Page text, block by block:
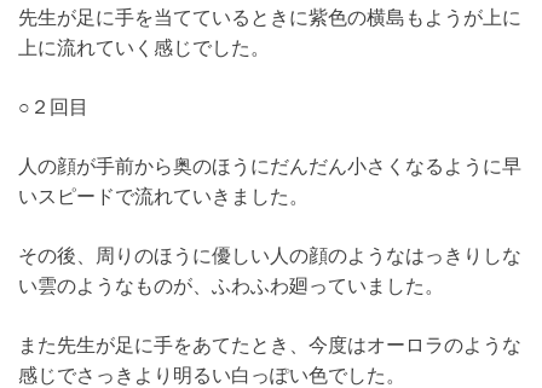
先生が足に手を当てているときに紫色の横島もようが上に
上に流れていく感じでした。
○２回目
人の顔が手前から奥のほうにだんだん小さくなるように早
いスピードで流れていきました。
その後、周りのほうに優しい人の顔のようなはっきりしな
い雲のようなものが、ふわふわ廻っていました。
また先生が足に手をあてたとき、今度はオーロラのような
感じでさっきより明るい白っぽい色でした。